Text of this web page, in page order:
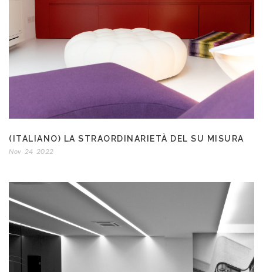
(ITALIANO) LA STRAORDINARIETÀ DEL SU MISURA
Nov 24 2022